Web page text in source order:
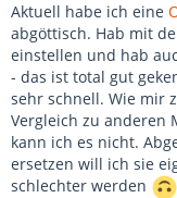
Aktuell habe ich eine
abgöttisch. Hab mit
einstellen und hab
- das ist total gut
sehr schnell. Wie mir
Vergleich zu anderen
kann ich es nicht.
ersetzen will ich sie
schlechter werden